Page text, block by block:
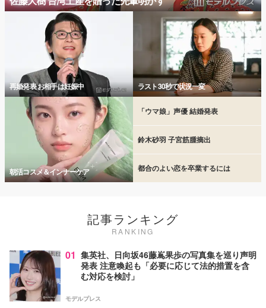
再婚発表 お相手は妊娠中 ラスト30秒で状況一変
朝活コスメ＆インナーケア
「ウマ娘」声優 結婚発表
鈴木砂羽 子宮筋腫摘出
都合のよい恋を卒業するには
記事ランキング
RANKING
01 集英社、日向坂46藤嶌果歩の写真集を巡り声明
発表 注意喚起も「必要に応じて法的措置を含
む対応を検討」
モデルプレス